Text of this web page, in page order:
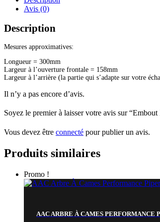
Avis (0)
Description
Mesures approximatives:
Longueur = 300mm
Largeur à l’ouverture frontale = 158mm
Largeur à l’arrière (la partie qui s’adapte sur votre
Il n’y a pas encore d’avis.
Soyez le premier à laisser votre avis sur
Vous devez être connecté pour publier un avis.
Produits similaires
Promo !
AAC ARBRE À CAMES PERFORMANCE